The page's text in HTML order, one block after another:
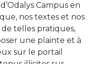
Campus en
nos textes et nos
de telles pratiques,
une plainte et à
sur le portail